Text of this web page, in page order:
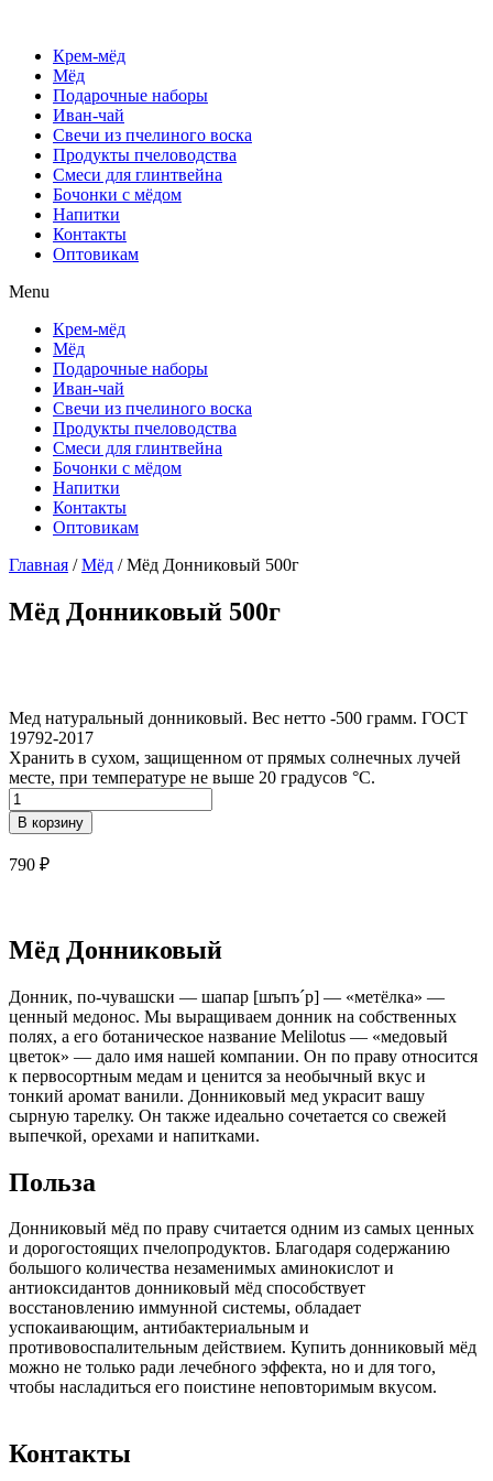
Крем-мёд
Мёд
Подарочные наборы
Иван-чай
Свечи из пчелиного воска
Продукты пчеловодства
Смеси для глинтвейна
Бочонки с мёдом
Напитки
Контакты
Оптовикам
Menu
Крем-мёд
Мёд
Подарочные наборы
Иван-чай
Свечи из пчелиного воска
Продукты пчеловодства
Смеси для глинтвейна
Бочонки с мёдом
Напитки
Контакты
Оптовикам
Главная /Мёд / Мёд Донниковый 500г
Мёд Донниковый 500г
Мед натуральный донниковый. Вес нетто -500 грамм. ГОСТ
19792-2017
Хранить в сухом, защищенном от прямых солнечных лучей
месте, при температуре не выше 20 градусов °С.
Количество
Мёд
Донниковый
500г
В корзину
790 ₽
Мёд Донниковый
Донник, по-чувашски — шапар [шъпъ´р] — «метёлка» —
ценный медонос. Мы выращиваем донник на собственных
полях, а его ботаническое название Melilotus — «медовый
цветок» — дало имя нашей компании. Он по праву относится
к первосортным медам и ценится за необычный вкус и
тонкий аромат ванили. Донниковый мед украсит вашу
сырную тарелку. Он также идеально сочетается со свежей
выпечкой, орехами и напитками.
Польза
Донниковый мёд по праву считается одним из самых ценных
и дорогостоящих пчелопродуктов. Благодаря содержанию
большого количества незаменимых аминокислот и
антиоксидантов донниковый мёд способствует
восстановлению иммунной системы, обладает
успокаивающим, антибактериальным и
противовоспалительным действием. Купить донниковый мёд
можно не только ради лечебного эффекта, но и для того,
чтобы насладиться его поистине неповторимым вкусом.
Контакты